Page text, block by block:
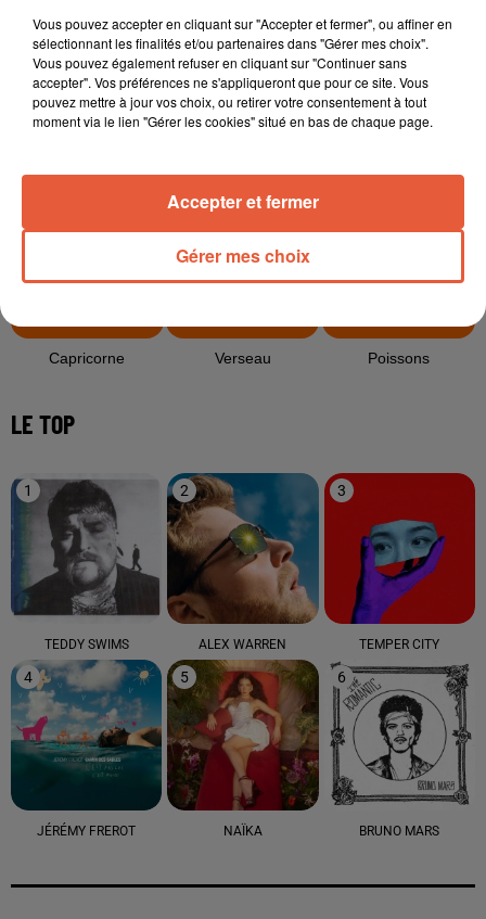
Balance Scorpion Sagittaire
Capricorne Verseau Poissons
LE TOP
1
TEDDY SWIMS
2
ALEX WARREN
3
TEMPER CITY
4
JÉRÉMY FREROT
5
NAÏKA
6
BRUNO MARS
Vous pouvez accepter en cliquant sur "Accepter et fermer", ou affiner en
sélectionnant les finalités et/ou partenaires dans "Gérer mes choix".
Vous pouvez également refuser en cliquant sur "Continuer sans
accepter". Vos préférences ne s'appliqueront que pour ce site. Vous
pouvez mettre à jour vos choix, ou retirer votre consentement à tout
moment via le lien "Gérer les cookies" situé en bas de chaque page.
Gérer mes choix
Accepter et fermer